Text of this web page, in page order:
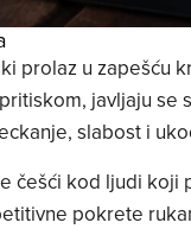
prolaz u zapešću
javljaju se
slabost i
češći kod ljudi koji
pokrete